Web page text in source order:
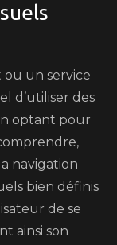
un service
d’utiliser des
optant pour
navigation
bien définis
de se
ainsi son